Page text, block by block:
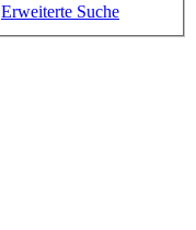
Erweiterte Suche